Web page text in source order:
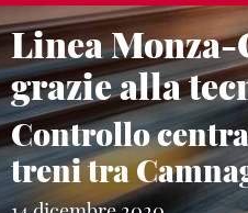
Linea
grazie alla
Controllo
treni tra